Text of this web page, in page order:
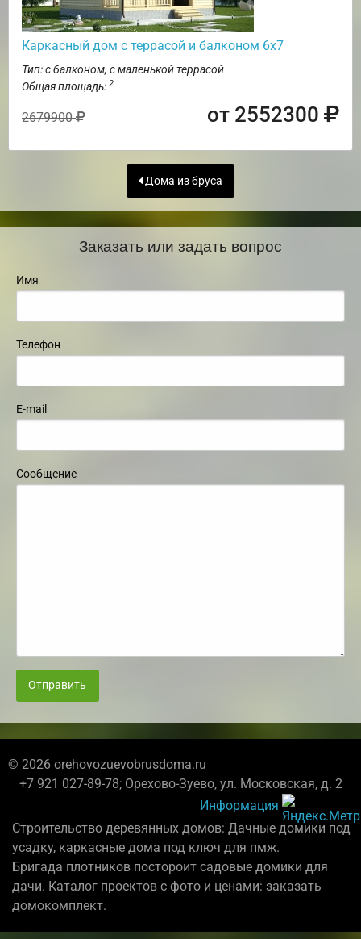
Каркасный дом с террасой и балконом 6х7
Тип: с балконом, с маленькой террасой
Общая площадь: 2
2679900 от 2552300
Дома из бруса
Заказать или задать вопрос
Имя
Телефон
E-mail
Сообщение
Отправить
© 2026 orehovozuevobrusdoma.ru
+7 921 027-89-78; Орехово-Зуево, ул. Московская, д. 2
Информация
Строительство деревянных домов: Дачные домики под
усадку, каркасные дома под ключ для пмж.
Бригада плотников постороит садовые домики для
дачи. Каталог проектов с фото и ценами: заказать
домокомплект.